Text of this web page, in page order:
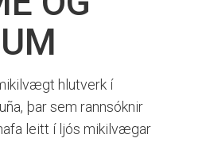
hlutverk í
þar sem rannsóknir
leitt í ljós mikilvægar